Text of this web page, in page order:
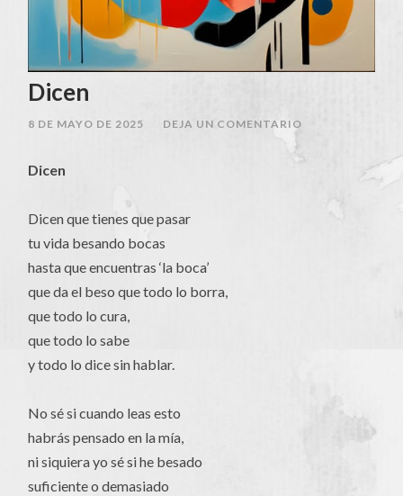
Dicen
8 DE MAYO DE 2025 DEJA UN COMENTARIO
Dicen
Dicen que tienes que pasar
tu vida besando bocas
hasta que encuentras ‘la boca’
que da el beso que todo lo borra,
que todo lo cura,
que todo lo sabe
y todo lo dice sin hablar.
No sé si cuando leas esto
habrás pensado en la mía,
ni siquiera yo sé si he besado
suficiente o demasiado